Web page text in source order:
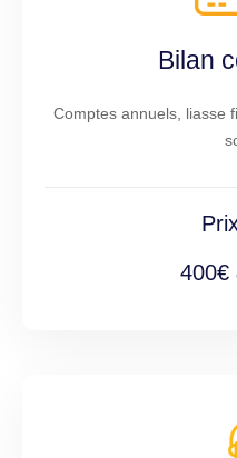
Bilan
Comptes annuels, liasse
400€